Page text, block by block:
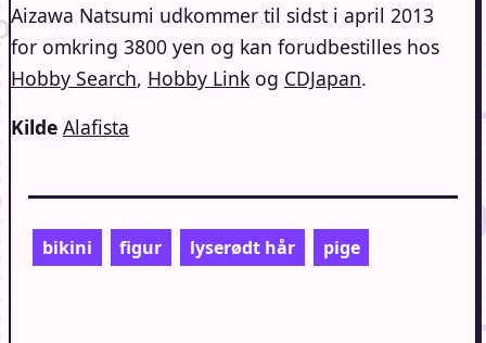
Aizawa Natsumi udkommer til sidst i april 2013
for omkring 3800 yen og kan forudbestilles hos
Hobby Search, Hobby Link og CDJapan.
Kilde Alafista
bikini figur lyserødt hår pige